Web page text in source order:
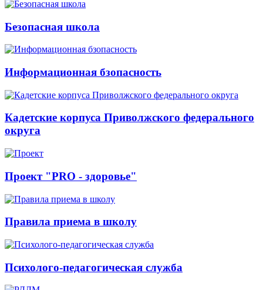
Безопасная школа
Информационная бзопасность
Кадетские корпуса Приволжского федерального
округа
Проект "PRO - здоровье"
Правила приема в школу
Психолого-педагогическая служба